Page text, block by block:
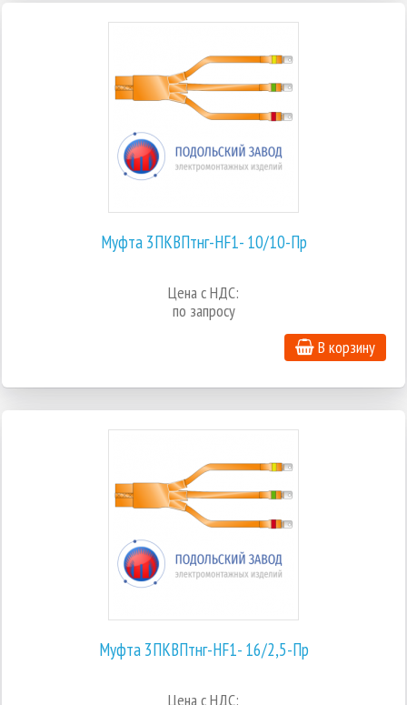
Муфта 3ПКВПтнг-HF1- 10/10-Пр
Цена с НДС:
по запросу
В корзину
Муфта 3ПКВПтнг-HF1- 16/2,5-Пр
Цена с НДС: